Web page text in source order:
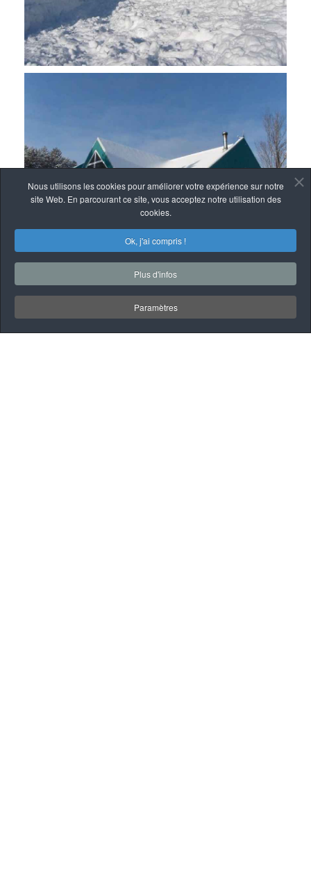
Nous utilisons les cookies pour améliorer votre expérience sur notre
site Web. En parcourant ce site, vous acceptez notre utilisation des
cookies.
Ok, j'ai compris !
Plus d'infos
Paramètres